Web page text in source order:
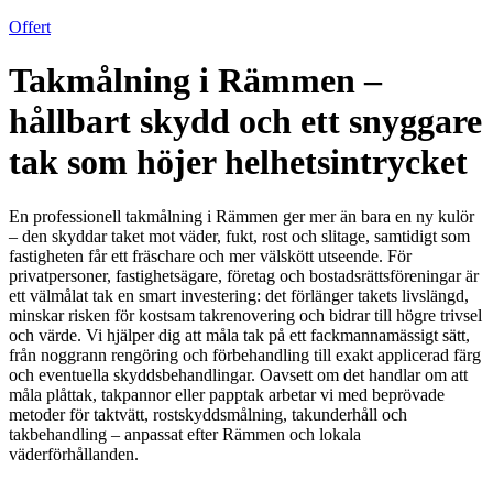
Offert
Takmålning i Rämmen –
hållbart skydd och ett snyggare
tak som höjer helhetsintrycket
En professionell takmålning i Rämmen ger mer än bara en ny kulör
– den skyddar taket mot väder, fukt, rost och slitage, samtidigt som
fastigheten får ett fräschare och mer välskött utseende. För
privatpersoner, fastighetsägare, företag och bostadsrättsföreningar är
ett välmålat tak en smart investering: det förlänger takets livslängd,
minskar risken för kostsam takrenovering och bidrar till högre trivsel
och värde. Vi hjälper dig att måla tak på ett fackmannamässigt sätt,
från noggrann rengöring och förbehandling till exakt applicerad färg
och eventuella skyddsbehandlingar. Oavsett om det handlar om att
måla plåttak, takpannor eller papptak arbetar vi med beprövade
metoder för taktvätt, rostskyddsmålning, takunderhåll och
takbehandling – anpassat efter Rämmen och lokala
väderförhållanden.